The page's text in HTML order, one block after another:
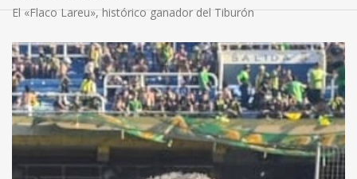
El «Flaco Lareu», histórico ganador del Tiburón